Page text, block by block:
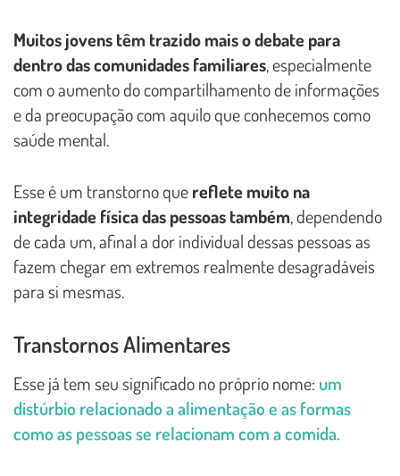
Muitos jovens têm trazido mais o debate para
dentro das comunidades familiares, especialmente
com o aumento do compartilhamento de informações
e da preocupação com aquilo que conhecemos como
saúde mental.
Esse é um transtorno quereflete muito na
integridade física das pessoas também, dependendo
de cada um, afinal a dor individual dessas pessoas as
fazem chegar em extremos realmente desagradáveis
para si mesmas.
Transtornos Alimentares
Esse já tem seu significado no próprio nome: um
distúrbio relacionado a alimentação e as formas
como as pessoas se relacionam com a comida.